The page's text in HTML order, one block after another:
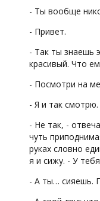
- Ты вообще
- Привет.
- Так ты знаешь
красивый. Что
- Посмотри на
- Я и так смотрю.
- Не так, -
чуть
руках словно
я и сижу. - У
- А ты… сияешь.